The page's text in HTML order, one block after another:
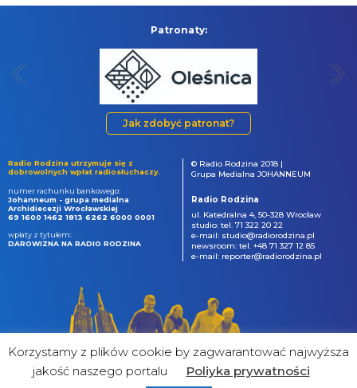
Patronaty:
Jak zdobyć patronat?
Radio Rodzina utrzymuje się z
dobrowolnych wpłat radiosłuchaczy.
numer rachunku bankowego:
Johanneum - grupa medialna
Archidiecezji Wrocławskiej
69 1600 1462 1813 6262 6000 0001
wpłaty z tytułem:
DAROWIZNA NA RADIO RODZINA
© Radio Rodzina 2018 |
Grupa Medialna JOHANNEUM
Radio Rodzina
ul. Katedralna 4, 50-328 Wrocław
studio: tel. 71 322 20 22
e-mail: studio@radiorodzina.pl
newsroom: tel. +48 71 327 12 85
e-mail: reporter@radiorodzina.pl
Korzystamy z plików cookie by zagwarantować najwyższa
jakość naszego portalu
Poliyka prywatności